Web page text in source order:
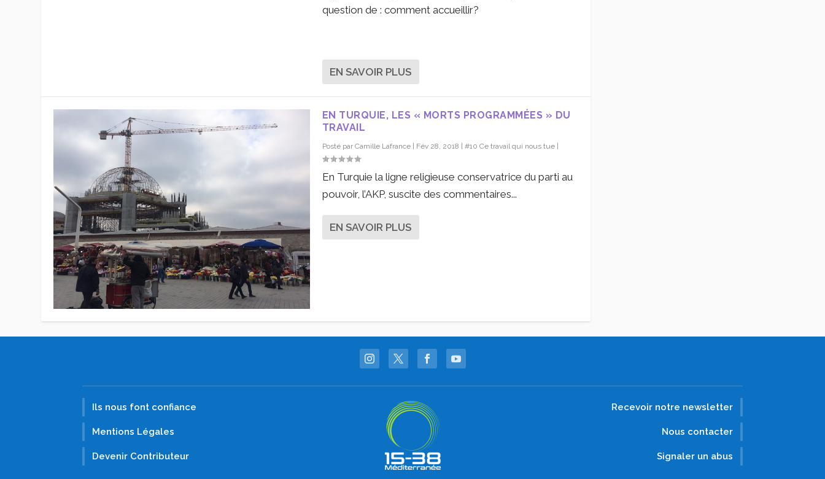
question de : comment accueillir?
EN SAVOIR PLUS
EN TURQUIE, LES « MORTS PROGRAMMÉES » DU
TRAVAIL
Posté par Camille Lafrance| Fév 28, 2018 | #10 Ce travail qui nous tue|
En Turquie la ligne religieuse conservatrice du parti au
pouvoir, l’AKP, suscite des commentaires...
EN SAVOIR PLUS
Ils nous font confiance
Mentions Légales
Devenir Contributeur
Recevoir notre newsletter
Nous contacter
Signaler un abus